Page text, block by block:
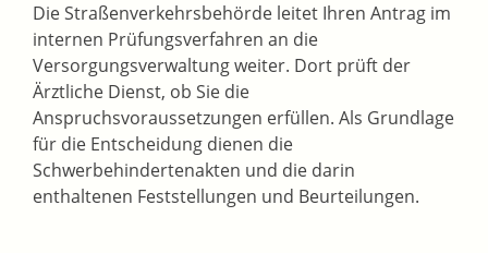
Die Straßenverkehrsbehörde leitet Ihren Antrag im
internen Prüfungsverfahren an die
Versorgungsverwaltung weiter. Dort prüft der
Ärztliche Dienst, ob Sie die
Anspruchsvoraussetzungen erfüllen. Als Grundlage
für die Entscheidung dienen die
Schwerbehindertenakten und die darin
enthaltenen Feststellungen und Beurteilungen.